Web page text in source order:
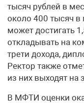
тысяч рублей в
около 400 тысяч в
может достигать
откладывать на
трети дохода,
Ректор также
из них выходят на
В МФТИ оценки